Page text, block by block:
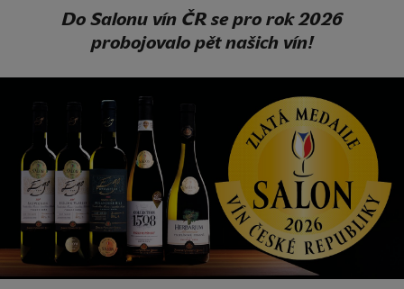
Do Salonu vín ČR se pro rok 2026
probojovalo pět našich vín!